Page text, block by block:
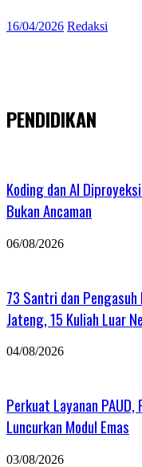
16/04/2026 Redaksi
PENDIDIKAN
Koding dan AI
Bukan Ancaman
06/08/2026
73 Santri dan
Jateng, 15 Kuliah Luar
04/08/2026
Perkuat Layanan
Luncurkan Modul Emas
03/08/2026